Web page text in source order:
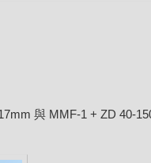
與 MMF-1 + ZD 40-